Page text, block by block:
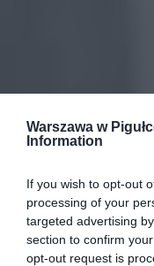
Warszawa w
Information
If you wish to opt-out
processing of your
targeted advertising
section to confirm
opt-out request is